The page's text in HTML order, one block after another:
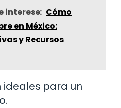
interese: Cómo
en México:
y Recursos
ideales para un